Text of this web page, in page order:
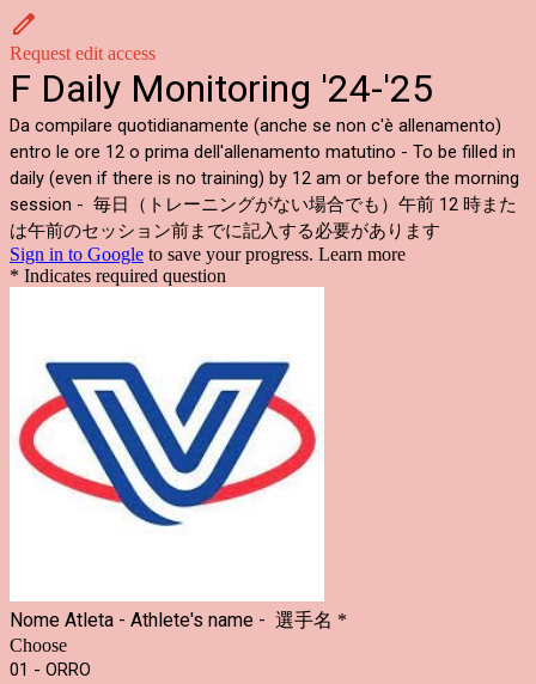
Request edit access
F Daily Monitoring '24-'25
Da compilare quotidianamente (anche se non c'è allenamento)
entro le ore 12 o prima dell'allenamento matutino - To be filled in
daily (even if there is no training) by 12 am or before the morning
session - 毎日（トレーニングがない場合でも）午前 12 時また
は午前のセッション前までに記入する必要があります
Sign in to Google to save your progress. Learn more
* Indicates required question
Nome Atleta - Athlete's name - 選手名 *
Choose
01 - ORRO